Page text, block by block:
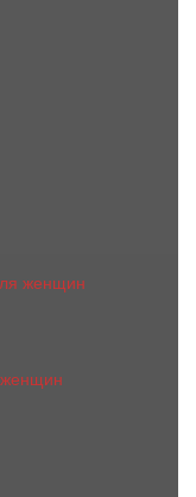
женщин